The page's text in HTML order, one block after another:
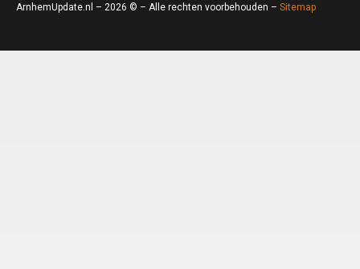
ArnhemUpdate.nl – 2026 © – Alle rechten voorbehouden – Sitemap